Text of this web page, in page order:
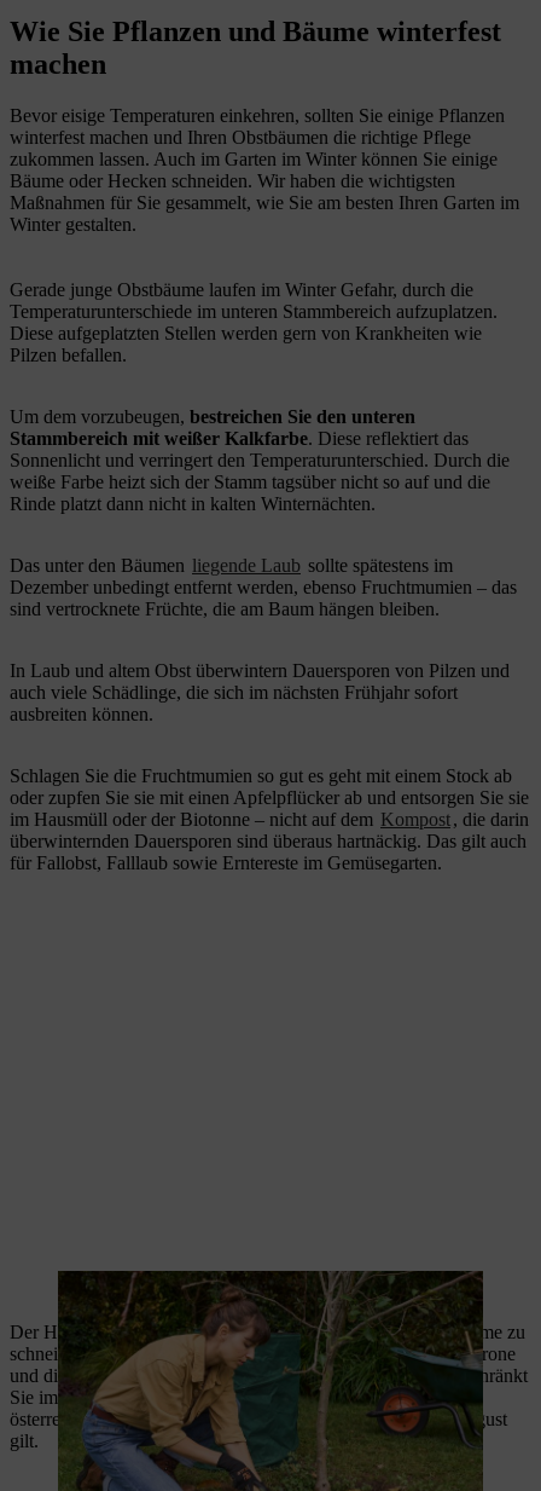
Wie Sie Pflanzen und Bäume winterfest
machen
Bevor eisige Temperaturen einkehren, sollten Sie einige Pflanzen
winterfest machen und Ihren Obstbäumen die richtige Pflege
zukommen lassen. Auch im Garten im Winter können Sie einige
Bäume oder Hecken schneiden. Wir haben die wichtigsten
Maßnahmen für Sie gesammelt, wie Sie am besten Ihren Garten im
Winter gestalten.
Gerade junge Obstbäume laufen im Winter Gefahr, durch die
Temperaturunterschiede im unteren Stammbereich aufzuplatzen.
Diese aufgeplatzten Stellen werden gern von Krankheiten wie
Pilzen befallen.
Um dem vorzubeugen, bestreichen Sie den unteren
Stammbereich mit weißer Kalkfarbe. Diese reflektiert das
Sonnenlicht und verringert den Temperaturunterschied. Durch die
weiße Farbe heizt sich der Stamm tagsüber nicht so auf und die
Rinde platzt dann nicht in kalten Winternächten.
Das unter den Bäumen liegende Laub sollte spätestens im
Dezember unbedingt entfernt werden, ebenso Fruchtmumien – das
sind vertrocknete Früchte, die am Baum hängen bleiben.
In Laub und altem Obst überwintern Dauersporen von Pilzen und
auch viele Schädlinge, die sich im nächsten Frühjahr sofort
ausbreiten können.
Schlagen Sie die Fruchtmumien so gut es geht mit einem Stock ab
oder zupfen Sie sie mit einen Apfelpflücker ab und entsorgen Sie sie
im Hausmüll oder der Biotonne – nicht auf dem Kompost, die darin
überwinternden Dauersporen sind überaus hartnäckig. Das gilt auch
für Fallobst, Falllaub sowie Erntereste im Gemüsegarten.
Unkraut und altes Laub werden im Garten entfernt.
Der Herbst und der Winter eignen sich hervorragend, um Bäume zu
schneiden, da diese laubfrei sind und Sie die Form der Baumkrone
und die einzelnen Äste jetzt gut im Blick haben. Außerdem schränkt
Sie im Winter das Heckenschnittverbot nicht ein, das laut
österreichischem Gesetz nur vom 20. Februar bis zum 31. August
gilt.